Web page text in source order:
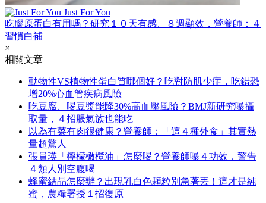
Just For You
吃膠原蛋白有用嗎？研究１０天有感、８週顯效，營養師：４
習慣白補
×
相關文章
動物性VS植物性蛋白質哪個好？吃對防肌少症，吃錯恐
增20%心血管疾病風險
吃豆腐、喝豆漿能降30%高血壓風險？BMJ新研究曝攝
取量，４招脹氣族也能吃
以為有菜有肉很健康？營養師：「這４種外食」其實熱
量超驚人
張員瑛「檸檬橄欖油」怎麼喝？營養師曝４功效，警告
４類人別空腹喝
蜂蜜結晶怎麼辦？出現乳白色顆粒別急著丟！這才是純
蜜，農糧署授１招復原